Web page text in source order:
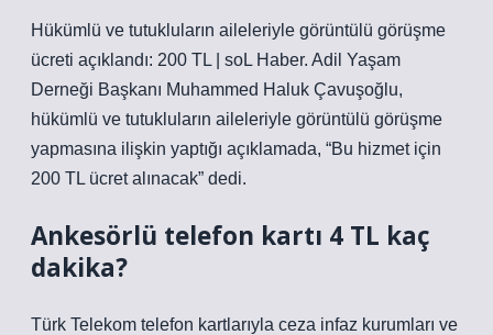
Hükümlü ve tutukluların aileleriyle görüntülü görüşme
ücreti açıklandı: 200 TL | soL Haber. Adil Yaşam
Derneği Başkanı Muhammed Haluk Çavuşoğlu,
hükümlü ve tutukluların aileleriyle görüntülü görüşme
yapmasına ilişkin yaptığı açıklamada, “Bu hizmet için
200 TL ücret alınacak” dedi.
Ankesörlü telefon kartı 4 TL kaç
dakika?
Türk Telekom telefon kartlarıyla ceza infaz kurumları ve